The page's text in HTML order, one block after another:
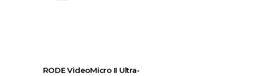
RODE VideoMicro II Ultra-